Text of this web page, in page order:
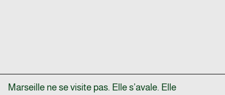
Marseille ne se visite pas. Elle s’avale. Elle